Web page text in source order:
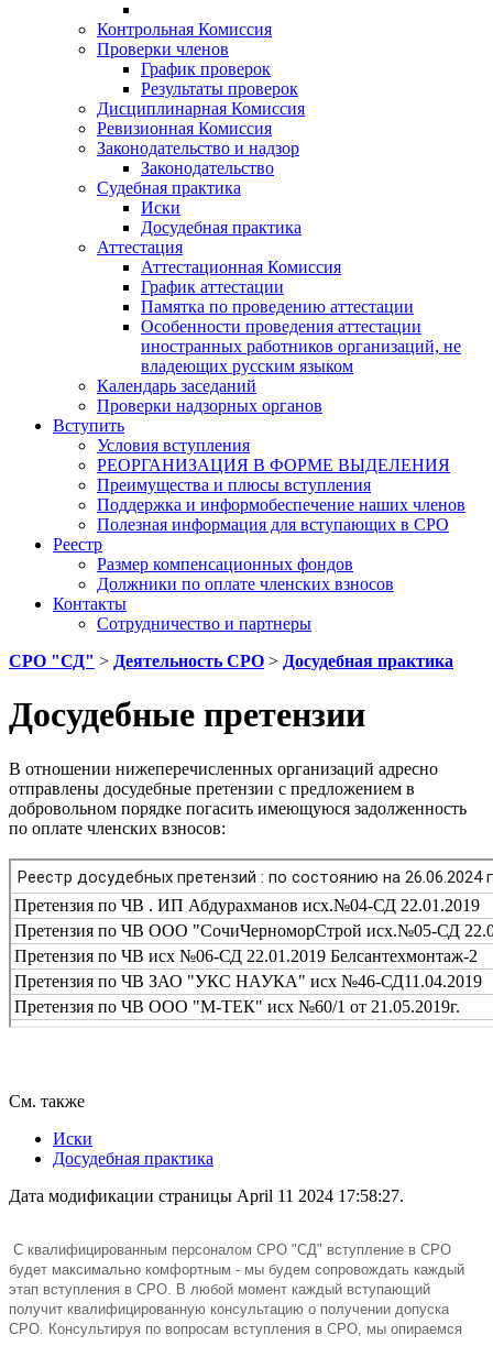
Контрольная Комиссия
Проверки членов
График проверок
Результаты проверок
Дисциплинарная Комиссия
Ревизионная Комиссия
Законодательство и надзор
Законодательство
Судебная практика
Иски
Досудебная практика
Аттестация
Аттестационная Комиссия
График аттестации
Памятка по проведению аттестации
Особенности проведения аттестации
иностранных работников организаций, не
владеющих русским языком
Календарь заседаний
Проверки надзорных органов
Вступить
Условия вступления
РЕОРГАНИЗАЦИЯ В ФОРМЕ ВЫДЕЛЕНИЯ
Преимущества и плюсы вступления
Поддержка и информобеспечение наших членов
Полезная информация для вступающих в СРО
Реестр
Размер компенсационных фондов
Должники по оплате членских взносов
Контакты
Сотрудничество и партнеры
СРО "СД" > Деятельность СРО > Досудебная практика
Досудебные претензии
В отношении нижеперечисленных организаций адресно
отправлены досудебные претензии с предложением в
добровольном порядке погасить имеющуюся задолженность
по оплате членских взносов:
См. также
Иски
Досудебная практика
Дата модификации страницы April 11 2024 17:58:27.
C квалифицированным персоналом СРО "СД" вступление в СРО
будет максимально комфортным - мы будем сопровождать каждый
этап вступления в СРО. В любой момент каждый вступающий
получит квалифицированную консультацию о получении допуска
СРО. Консультируя по вопросам вступления в СРО, мы опираемся